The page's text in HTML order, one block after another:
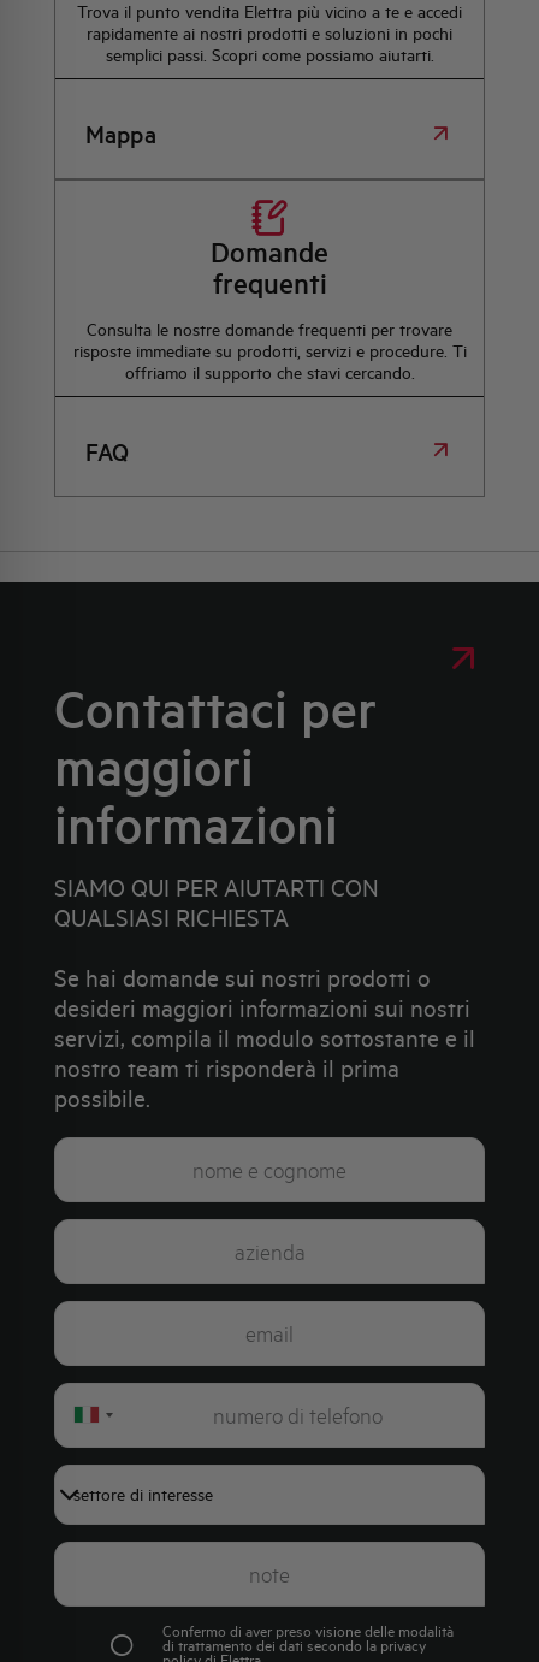
Trova il punto vendita Elettra più vicino a te e accedi
rapidamente ai nostri prodotti e soluzioni in pochi
semplici passi. Scopri come possiamo aiutarti.
Mappa
Domande
frequenti
Consulta le nostre domande frequenti per trovare
risposte immediate su prodotti, servizi e procedure. Ti
offriamo il supporto che stavi cercando.
FAQ
Contattaci per
maggiori
informazioni
SIAMO QUI PER AIUTARTI CON
QUALSIASI RICHIESTA
Se hai domande sui nostri prodotti o
desideri maggiori informazioni sui nostri
servizi, compila il modulo sottostante e il
nostro team ti risponderà il prima
possibile.
Italy
Confermo di aver preso visione delle modalità
di trattamento dei dati secondo la privacy